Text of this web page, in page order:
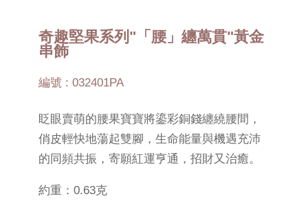
奇趣堅果系列"「腰」纏萬貫"黃金
串飾
編號 : 032401PA
眨眼賣萌的腰果寶寶將鎏彩銅錢纏繞腰間，
俏皮輕快地蕩起雙腳，生命能量與機遇充沛
的同頻共振，寄願紅運亨通，招財又治癒。
約重：0.63克